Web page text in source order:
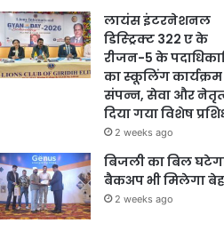
लायंस इंटरनेशनल
डिस्ट्रिक्ट 322 ए के
रीजन-5 के
का स्कूलिंग कार्यक्रम
संपन्न, सेवा और
दिया गया विशेष
2 weeks ago
बिजली का बिल
बैकअप भी मिलेगा
2 weeks ago